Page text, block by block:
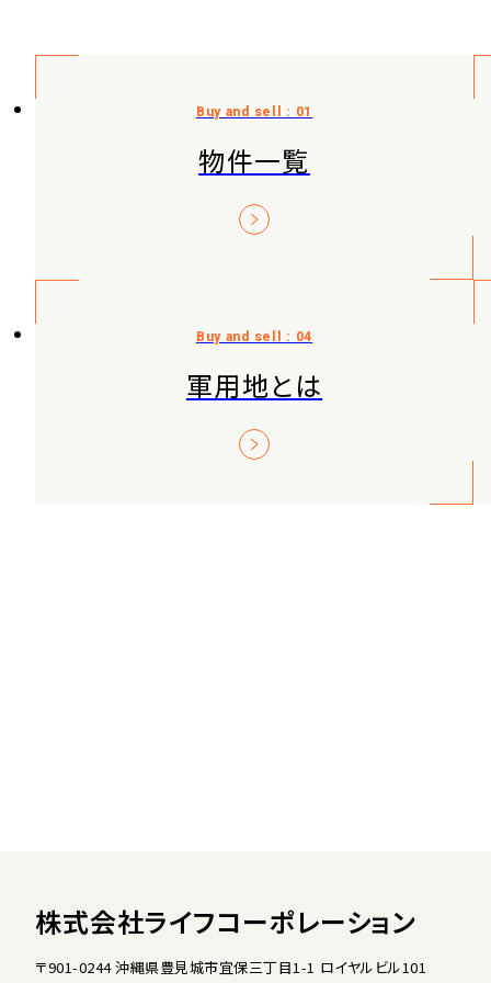
物件一覧
軍用地とは
株式会社ライフコーポレーション
〒901-0244 沖縄県豊見城市宜保三丁目1-1 ロイヤルビル101